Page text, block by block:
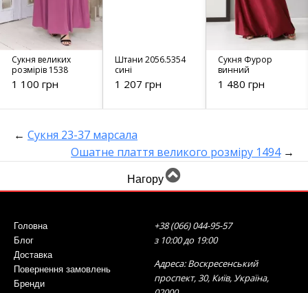
Сукня великих
розмірів 1538
1 100 грн
Штани 2056.5354
сині
1 207 грн
Сукня Фурор
винний
1 480 грн
← Сукня 23-37 марсала
Ошатне плаття великого розміру 1494→
Нагору
Головна
Блог
Доставка
Повернення замовлень
Бренди
+38 (066) 044-95-57
з 10:00 до 19:00
Адреса: Воскресенський
проспект, 30, Київ, Україна,